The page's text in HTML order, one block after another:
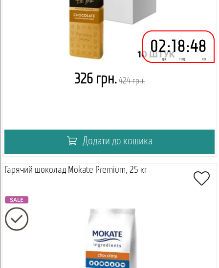
02
дн.
:18
год.
:48
хв.
326 грн. 424 грн.
Додати до кошика
Гарячий шоколад Mokate Premium, 25 кг